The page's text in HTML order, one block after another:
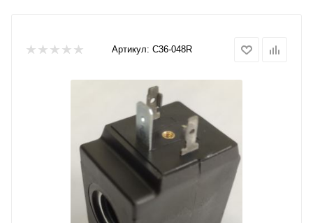
Артикул: C36-048R